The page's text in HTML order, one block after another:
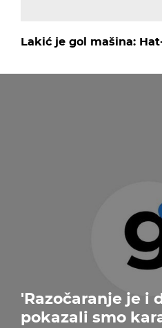
Lakić je gol mašina:
'Razočaranje je i
pokazali smo